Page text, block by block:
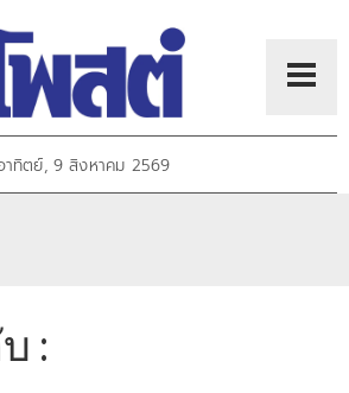
าทิตย์, 9 สิงหาคม 2569
: